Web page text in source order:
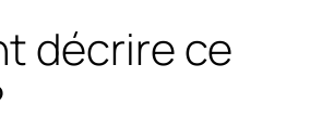
décrire ce